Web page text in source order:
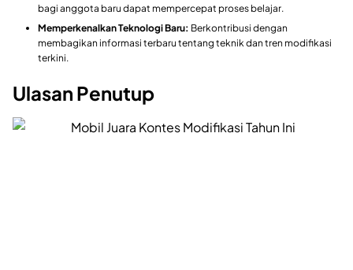
bagi anggota baru dapat mempercepat proses belajar.
Memperkenalkan Teknologi Baru: Berkontribusi dengan
membagikan informasi terbaru tentang teknik dan tren modifikasi
terkini.
Ulasan Penutup